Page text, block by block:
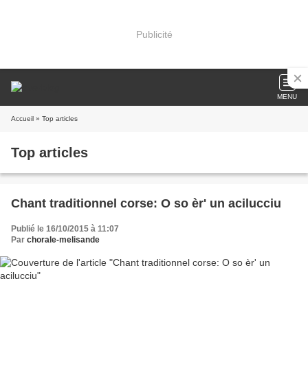
Publicité
MENU
Accueil » Top articles
Top articles
Chant traditionnel corse: O so èr' un acilucciu
Publié le 16/10/2015 à 11:07
Par chorale-melisande